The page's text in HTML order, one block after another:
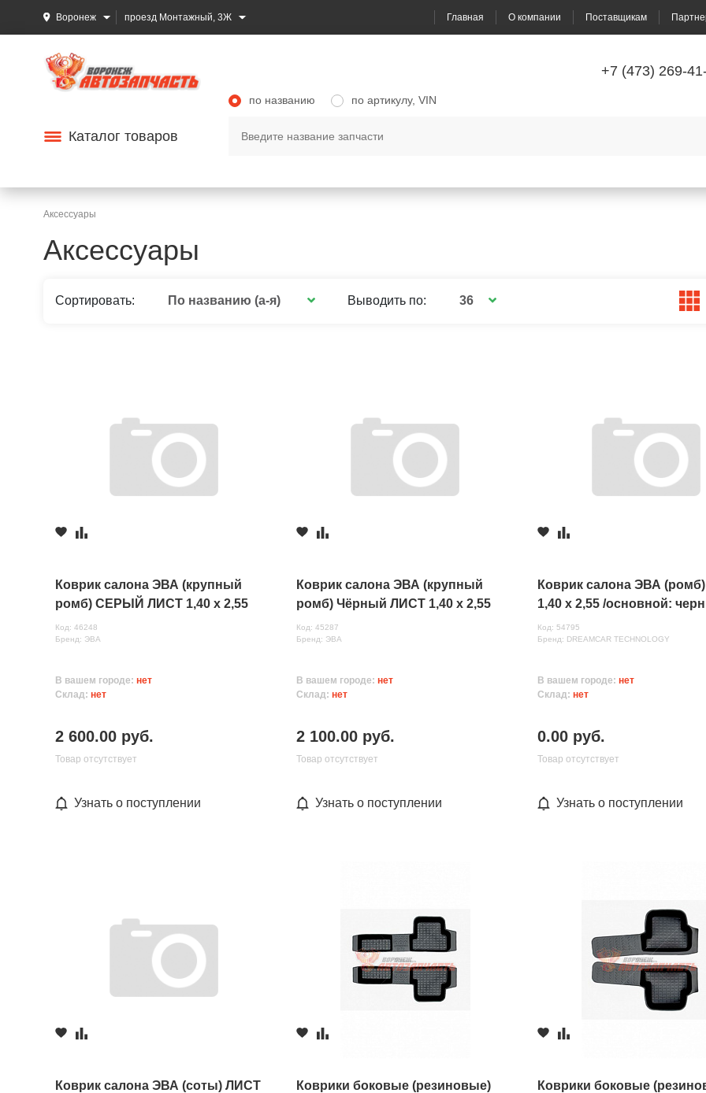
Воронеж проезд Монтажный, 3Ж Главная О компании Поставщикам
+7 (473) 269-
Каталог товаров
по названию по артикулу, VIN
Аксессуары
Аксессуары
Сортировать: По названию (а-я) Выводить по: 36
Коврик салона ЭВА (крупный
ромб) СЕРЫЙ ЛИСТ 1,40 х 2,55
Код: 46248
Бренд: ЭВА
В вашем городе: нет
Склад: нет
2 600.00 руб.
Товар отсутствует
Узнать о поступлении
Коврик салона ЭВА (крупный
ромб) Чёрный ЛИСТ 1,40 х 2,55
Код: 45287
Бренд: ЭВА
В вашем городе:нет
Склад:нет
2 100.00 руб.
Товар отсутствует
Узнать о поступлении
Коврик салона ЭВА
1,40 х 2,55 /основной:
Код: 54795
Бренд: DREAMCAR TECHNOLOGY
В вашем городе:нет
Склад:нет
0.00 руб.
Товар отсутствует
Узнать о поступлении
Коврик салона ЭВА (соты) ЛИСТ
Коврики боковые (резиновые)
Коврики боковые